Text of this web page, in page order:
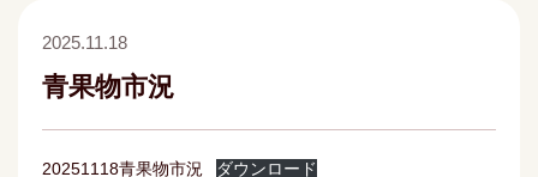
2025.11.18
青果物市況
20251118青果物市況 ダウンロード